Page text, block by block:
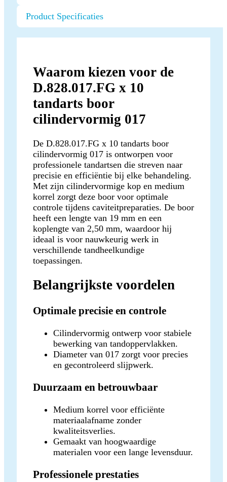
Product Specificaties
Waarom kiezen voor de
D.828.017.FG x 10
tandarts boor
cilindervormig 017
De D.828.017.FG x 10 tandarts boor
cilindervormig 017 is ontworpen voor
professionele tandartsen die streven naar
precisie en efficiëntie bij elke behandeling.
Met zijn cilindervormige kop en medium
korrel zorgt deze boor voor optimale
controle tijdens caviteitpreparaties. De boor
heeft een lengte van 19 mm en een
koplengte van 2,50 mm, waardoor hij
ideaal is voor nauwkeurig werk in
verschillende tandheelkundige
toepassingen.
Belangrijkste voordelen
Optimale precisie en controle
Cilindervormig ontwerp voor stabiele
bewerking van tandoppervlakken.
Diameter van 017 zorgt voor precies
en gecontroleerd slijpwerk.
Duurzaam en betrouwbaar
Medium korrel voor efficiënte
materiaalafname zonder
kwaliteitsverlies.
Gemaakt van hoogwaardige
materialen voor een lange levensduur.
Professionele prestaties